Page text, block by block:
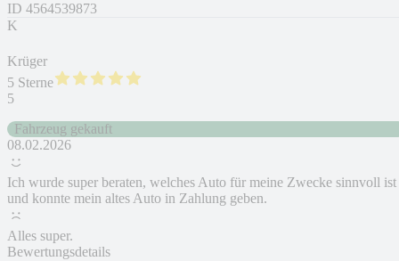
ID 4564539873
K
Krüger
5 Sterne
5
Fahrzeug gekauft
08.02.2026
Ich wurde super beraten, welches Auto für meine Zwecke sinnvoll ist
und konnte mein altes Auto in Zahlung geben.
Alles super.
Bewertungsdetails